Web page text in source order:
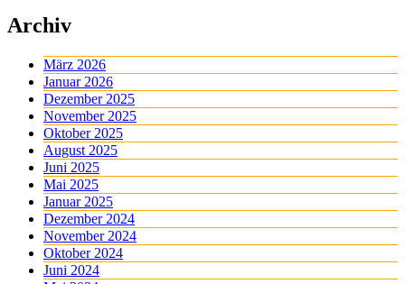
Archiv
März 2026
Januar 2026
Dezember 2025
November 2025
Oktober 2025
August 2025
Juni 2025
Mai 2025
Januar 2025
Dezember 2024
November 2024
Oktober 2024
Juni 2024